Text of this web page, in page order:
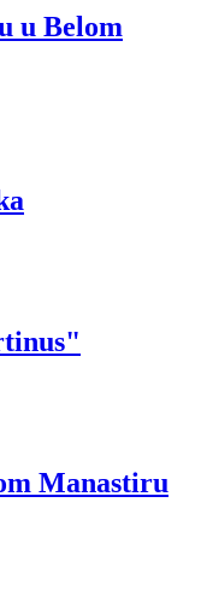
u Belom
Manastiru